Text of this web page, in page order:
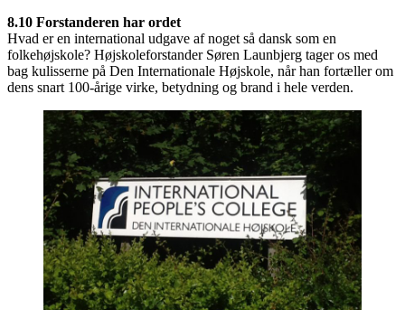
8.10 Forstanderen har ordet
Hvad er en international udgave af noget så dansk som en
folkehøjskole? Højskoleforstander Søren Launbjerg tager os med
bag kulisserne på Den Internationale Højskole, når han fortæller om
dens snart 100-årige virke, betydning og brand i hele verden.